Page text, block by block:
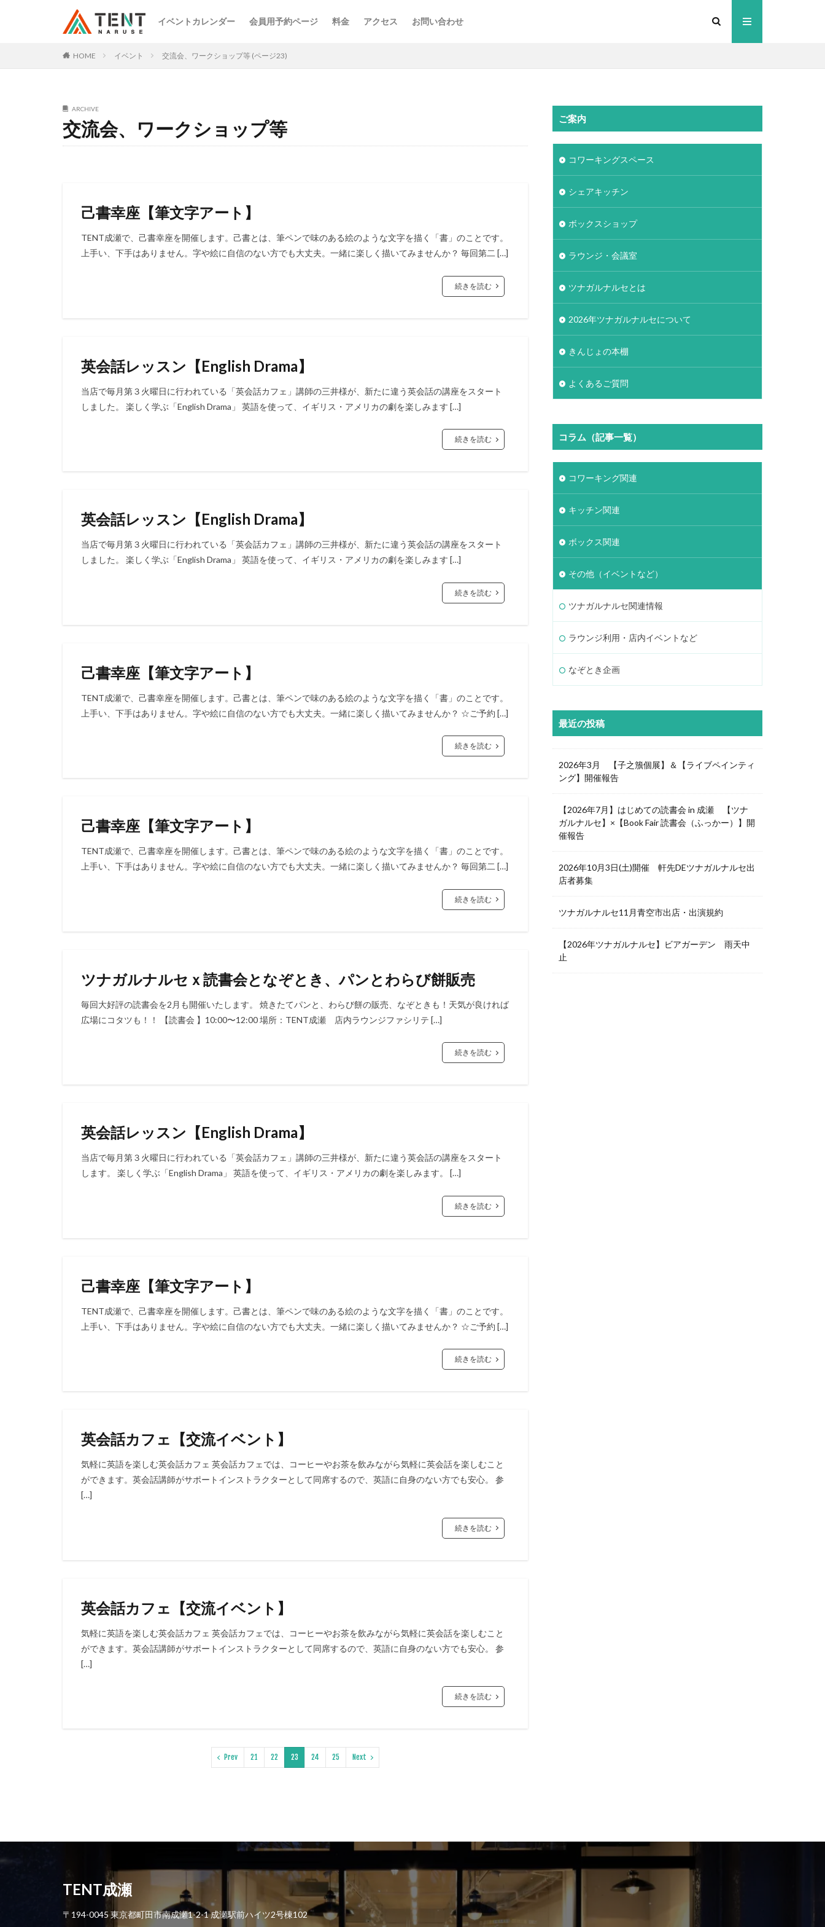
イベントカレンダー 会員用予約ページ 料金 アクセス お問い合わせ
HOME イベント 交流会、ワークショップ等 (ページ23)
ARCHIVE
交流会、ワークショップ等
己書幸座【筆文字アート】
TENT成瀬で、己書幸座を開催します。己書とは、筆ペンで味のある絵のような文字を描く「書」のことです。
上手い、下手はありません。字や絵に自信のない方でも大丈夫。一緒に楽しく描いてみませんか？ 毎回第二 […]
続きを読む
英会話レッスン【English Drama】
当店で毎月第３火曜日に行われている「英会話カフェ」講師の三井様が、新たに違う英会話の講座をスタート
しました。 楽しく学ぶ「English Drama」 英語を使って、イギリス・アメリカの劇を楽しみます […]
続きを読む
英会話レッスン【English Drama】
当店で毎月第３火曜日に行われている「英会話カフェ」講師の三井様が、新たに違う英会話の講座をスタート
しました。 楽しく学ぶ「English Drama」 英語を使って、イギリス・アメリカの劇を楽しみます […]
続きを読む
己書幸座【筆文字アート】
TENT成瀬で、己書幸座を開催します。己書とは、筆ペンで味のある絵のような文字を描く「書」のことです。
上手い、下手はありません。字や絵に自信のない方でも大丈夫。一緒に楽しく描いてみませんか？ ☆ご予約 […]
続きを読む
己書幸座【筆文字アート】
TENT成瀬で、己書幸座を開催します。己書とは、筆ペンで味のある絵のような文字を描く「書」のことです。
上手い、下手はありません。字や絵に自信のない方でも大丈夫。一緒に楽しく描いてみませんか？ 毎回第二 […]
続きを読む
ツナガルナルセｘ読書会となぞとき、パンとわらび餅販売
毎回大好評の読書会を2月も開催いたします。 焼きたてパンと、わらび餅の販売、なぞときも！天気が良ければ
広場にコタツも！！ 【読書会 】10:00〜12:00 場所：TENT成瀬 店内ラウンジファシリテ […]
続きを読む
英会話レッスン【English Drama】
当店で毎月第３火曜日に行われている「英会話カフェ」講師の三井様が、新たに違う英会話の講座をスタート
します。 楽しく学ぶ「English Drama」 英語を使って、イギリス・アメリカの劇を楽しみます。 […]
続きを読む
己書幸座【筆文字アート】
TENT成瀬で、己書幸座を開催します。己書とは、筆ペンで味のある絵のような文字を描く「書」のことです。
上手い、下手はありません。字や絵に自信のない方でも大丈夫。一緒に楽しく描いてみませんか？ ☆ご予約 […]
続きを読む
英会話カフェ【交流イベント】
気軽に英語を楽しむ英会話カフェ 英会話カフェでは、コーヒーやお茶を飲みながら気軽に英会話を楽しむこと
ができます。英会話講師がサポートインストラクターとして同席するので、英語に自身のない方でも安心。 参
[…]
続きを読む
英会話カフェ【交流イベント】
気軽に英語を楽しむ英会話カフェ 英会話カフェでは、コーヒーやお茶を飲みながら気軽に英会話を楽しむこと
ができます。英会話講師がサポートインストラクターとして同席するので、英語に自身のない方でも安心。 参
[…]
続きを読む
Prev 21 22 23 24 25 Next
ご案内
コワーキングスペース
シェアキッチン
ボックスショップ
ラウンジ・会議室
ツナガルナルセとは
2026年ツナガルナルセについて
きんじょの本棚
よくあるご質問
コラム（記事一覧）
コワーキング関連
キッチン関連
ボックス関連
その他（イベントなど）
ツナガルナルセ関連情報
ラウンジ利用・店内イベントなど
なぞとき企画
最近の投稿
2026年3月 【子之籏個展】＆【ライブペインティ
ング】開催報告
【2026年7月】はじめての読書会 in 成瀬 【ツナ
ガルナルセ】×【Book Fair 読書会（ふっかー）】開
催報告
2026年10月3日(土)開催 軒先DEツナガルナルセ出
店者募集
ツナガルナルセ11月青空市出店・出演規約
【2026年ツナガルナルセ】ビアガーデン 雨天中
止
TENT成瀬
〒194-0045 東京都町田市南成瀬1-2-1 成瀬駅前ハイツ2号棟102